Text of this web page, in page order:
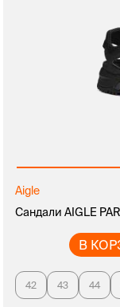
Aigle
Сандали AIGLE
В
42 43 44